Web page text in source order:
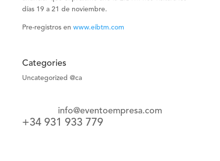
días 19 a 21 de noviembre.
Pre-registros en www.eibtm.com
Categories
Uncategorized @ca
info@eventoempresa.com
+34 931 933 779